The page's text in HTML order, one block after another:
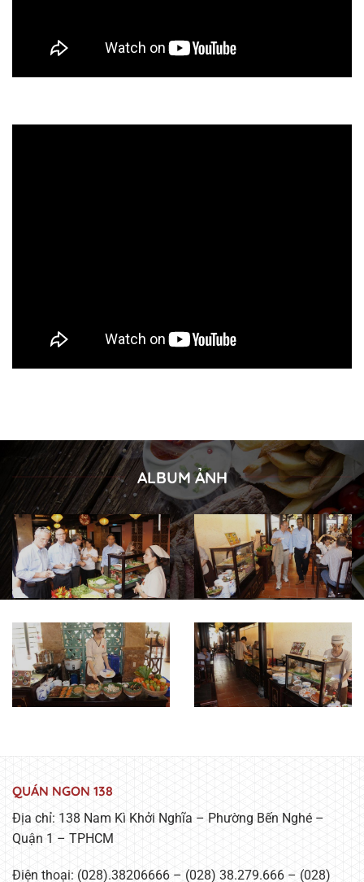
ALBUM ẢNH
QUÁN NGON 138
Địa chỉ: 138 Nam Kì Khởi Nghĩa – Phường Bến Nghé –
Quận 1 – TPHCM
Điện thoại: (028).38206666 – (028) 38.279.666 – (028)